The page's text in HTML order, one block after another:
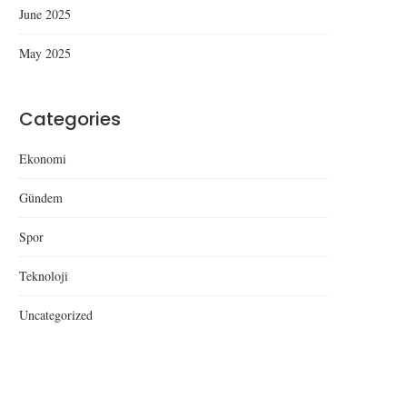
June 2025
May 2025
Categories
Ekonomi
Gündem
Spor
Teknoloji
Uncategorized